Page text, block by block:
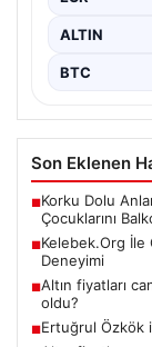
ALTIN
BTC
Son Eklenen
■Korku Dolu
Çocuklarını
■Kelebek.Org
Deneyimi
■Altın fiyatları
oldu?
■Ertuğrul Özkök